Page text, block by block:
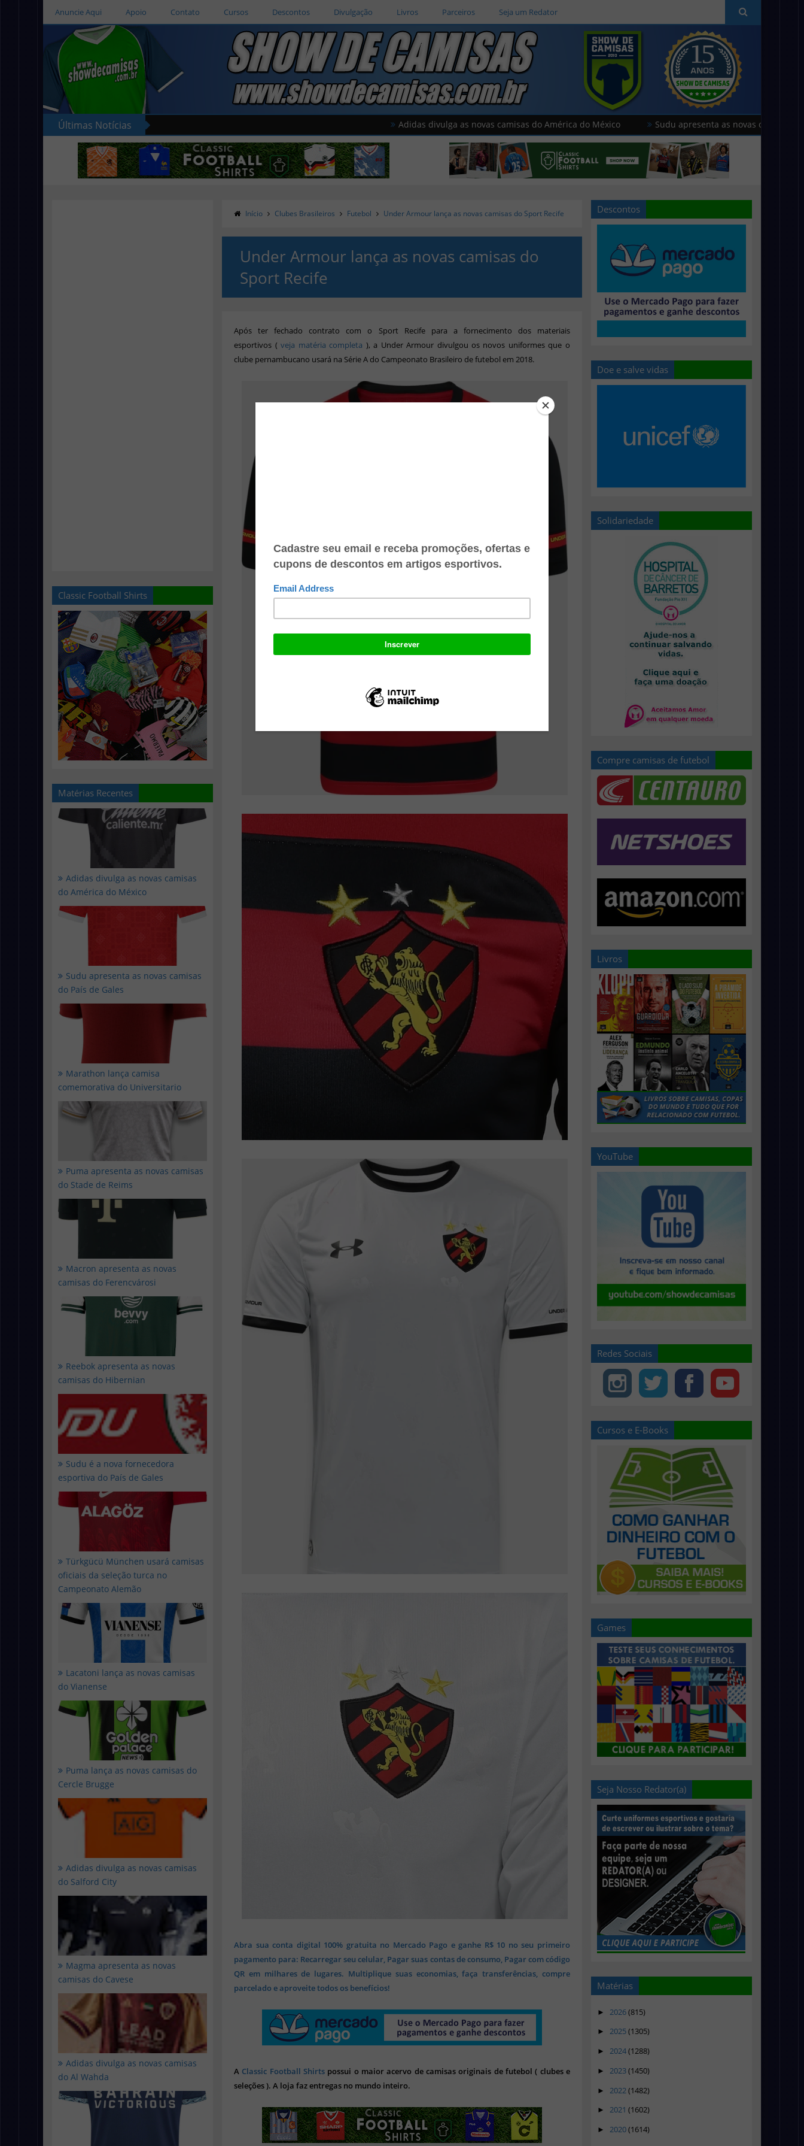
Anuncie Aqui Apoio Contato Cursos Descontos Divulgação Livros Parceiros Seja um Redator
Últimas Notícias Adidas divulga as novas camisas do América do México Sudu apresenta as novas camisas do País de
Classic Football Shirts
Matérias Recentes
Adidas divulga as novas camisas
do América do México
Sudu apresenta as novas camisas
do País de Gales
Marathon lança camisa
comemorativa do Universitario
Puma apresenta as novas camisas
do Stade de Reims
Macron apresenta as novas
camisas do Ferencvárosi
Reebok apresenta as novas
camisas do Hibernian
Sudu é a nova fornecedora
esportiva do País de Gales
Türkgücü München usará camisas
oficiais da seleção turca no
Campeonato Alemão
Lacatoni lança as novas camisas
do Vianense
Puma lança as novas camisas do
Cercle Brugge
Adidas divulga as novas camisas
do Salford City
Magma apresenta as novas
camisas do Cavese
Adidas divulga as novas camisas
do Al Wahda
Início Clubes Brasileiros Futebol Under Armour lança as novas camisas do Sport Recife
Under Armour lança as novas camisas do
Sport Recife
Após ter fechado contrato com o Sport Recife para a fornecimento dos materiais
esportivos (veja matéria completa ),a Under Armour divulgou os novos uniformes que o
clube pernambucano usará na Série A do Campeonato Brasileiro de futebol em 2018.
Abra sua conta digital 100% gratuita no Mercado Pago e ganhe R$ 10 no seu primeiro
pagamento para: Recarregar seu celular, Pagar suas contas de consumo, Pagar com código
QR em milhares de lugares. Multiplique suas economias, faça transferências, compre
parcelado e aproveite todos os benefícios!
A Classic Football Shirts possui o maior acervo de camisas originais de futebol ( clubes e
seleções ). A loja faz entregas no mundo inteiro.
Descontos
Doe e salve vidas
Solidariedade
Compre camisas de futebol
Livros
YouTube
Redes Sociais
Cursos e E-Books
Games
Seja Nosso Redator(a)
Matérias
► 2026(815)
► 2025(1305)
► 2024(1288)
► 2023(1450)
► 2022(1482)
► 2021 (1602)
► 2020(1614)